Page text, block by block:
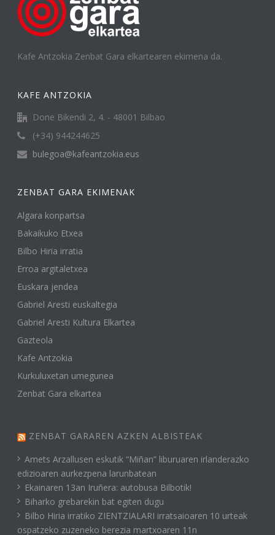
Kafe Antzokia Zenbat Gara elkartearen ekimena da.
KAFE ANTZOKIA
Done Bikendi 2, 4. - 48001 Bilbao
(+34) 944244625
bulegoa@kafeantzokia.eus
ZENBAT GARA EKIMENAK
Algara konpartsa
Bakaikuko Etxea
Bilbo Hiria irratia
Erroa argitaletxea
Euskara jendea
Gabriel Aresti euskaltegia
Gabriel Aresti Kultura Elkartea
Gazteola
Kafe Antzokia
Kurkuluxetan umegunea
Zenbat Gara elkartea
ZENBAT GARAREN AZKEN ALBISTEAK
Amets Arzallusen eskutik “Miñan” liburuaren irlanderazko
edizioaren aurkezpena larunbatean
Ekainaren 13an Iruñera: autobusa Bilbotik!
Biharko grebarekin bat egiten dugu
Bilbo Hiria irratiko ZIENTZIALARI irratsaioaren 10 urteak
ospatzeko zuzeneko berezia martxoaren 11n